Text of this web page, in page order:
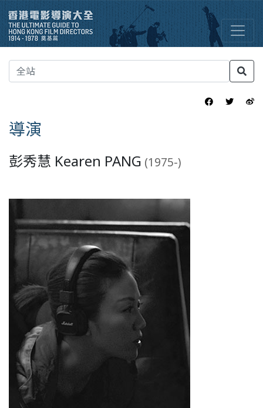
導演
彭秀慧 Kearen PANG (1975-)